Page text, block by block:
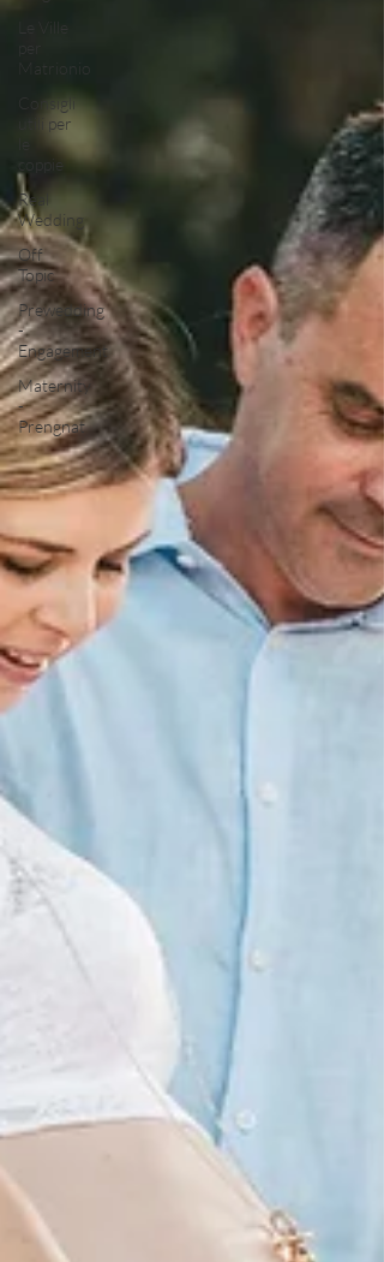
Le Ville
Consigli
utili per
coppie
Real
Wedding
Off
Topic
Prewedding
-
Engagement
Maternity
-
Prengnat